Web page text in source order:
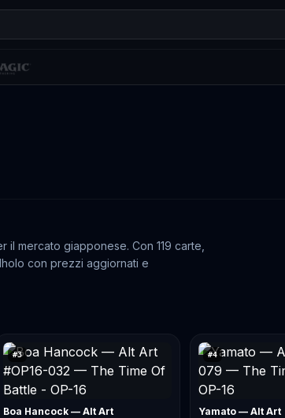
mercato giapponese. Con 119 carte,
con prezzi aggiornati e
#3
Boa Hancock — Alt Art
#4
Yamato — Alt Art